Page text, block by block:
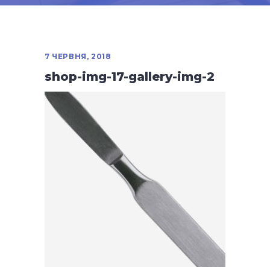
7 ЧЕРВНЯ, 2018
shop-img-17-gallery-img-2